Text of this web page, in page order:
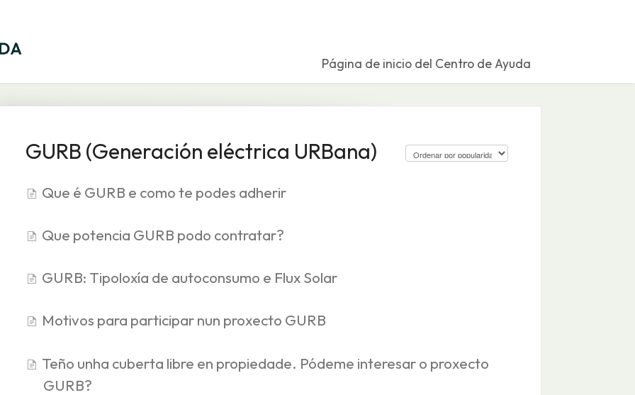
Página de inicio del Centro de Ayuda
GURB (Generación eléctrica URBana)
Que é GURB e como te podes adherir
Que potencia GURB podo contratar?
GURB: Tipoloxía de autoconsumo e Flux Solar
Motivos para participar nun proxecto GURB
Teño unha cuberta libre en propiedade. Pódeme interesar o proxecto
GURB?